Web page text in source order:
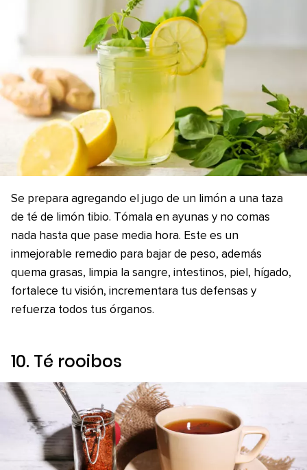
Se prepara agregando el jugo de un limón a una taza
de té de limón tibio. Tómala en ayunas y no comas
nada hasta que pase media hora. Este es un
inmejorable remedio para bajar de peso, además
quema grasas, limpia la sangre, intestinos, piel, hígado,
fortalece tu visión, incrementara tus defensas y
refuerza todos tus órganos.
10. Té rooibos